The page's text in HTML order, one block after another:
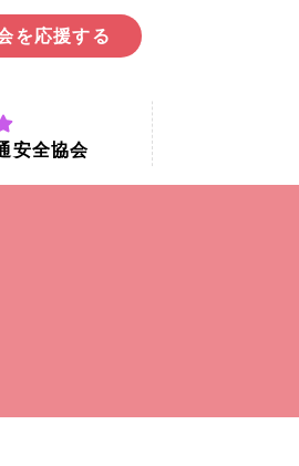
を応援する
安全協会